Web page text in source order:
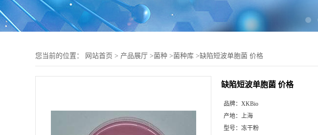
您当前的位置： 网站首页 > 产品展厅 >菌种 >菌种库 >缺陷短波单胞菌 价格
缺陷短波单胞菌 价格
品牌： XKBio
产地： 上海
型号： 冻干粉